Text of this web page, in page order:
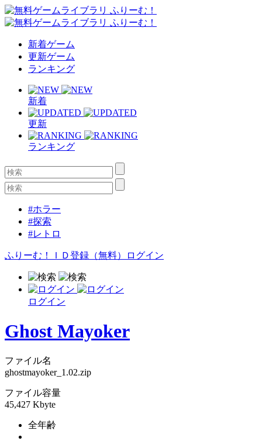
新着ゲーム
更新ゲーム
ランキング
新着
更新
ランキング
#ホラー
#探索
#レトロ
ふりーむ！ＩＤ登録（無料） ログイン
ログイン
Ghost Mayoker
ファイル名
ghostmayoker_1.02.zip
ファイル容量
45,427 Kbyte
全年齢